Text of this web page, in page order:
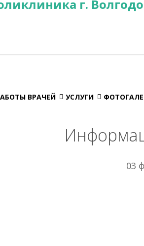
ВРАЧЕЙ УСЛУГИ
03